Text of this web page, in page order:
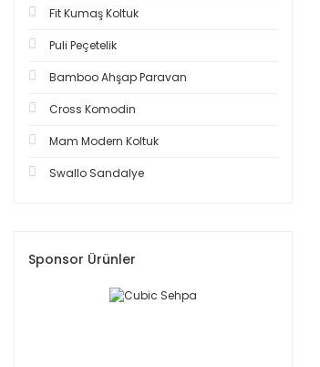
Fit Kumaş Koltuk
Puli Peçetelik
Bamboo Ahşap Paravan
Cross Komodin
Mam Modern Koltuk
Swallo Sandalye
Sponsor Ürünler